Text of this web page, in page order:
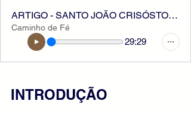
ARTIGO - SANTO JOÃO CRISÓSTOMO
Caminho de Fé
29:29
INTRODUÇÃO